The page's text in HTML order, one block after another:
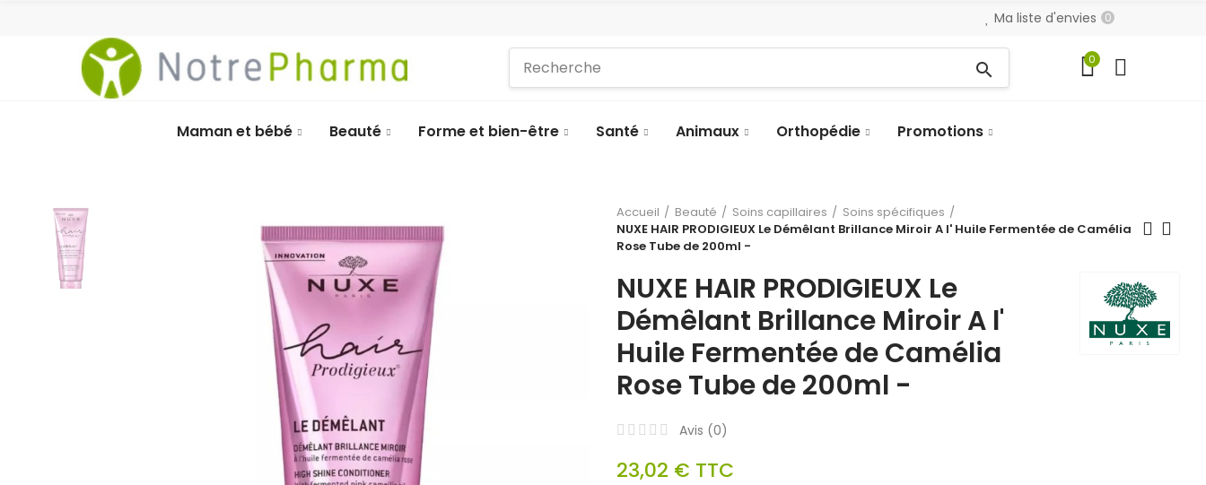
Ma liste d'envies 0
search 0
Maman et bébé Beauté Forme et bien-être Santé Animaux Orthopédie Promotions
Accueil Beauté Soins capillaires
Soins spécifiques
NUXE HAIR PRODIGIEUX Le Démêlant Brillance Miroir A l' Huile Fermentée de Camélia
Rose Tube de 200ml -
NUXE HAIR PRODIGIEUX Le
Démêlant Brillance Miroir A l'
Huile Fermentée de Camélia
Rose Tube de 200ml -
Avis (0)
23,02 € TTC